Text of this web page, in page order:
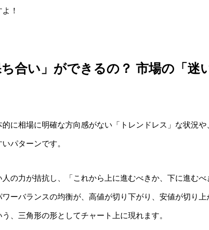
！
合い」ができるの？ 市場の「迷
に相場に明確な方向感がない「トレンドレス」な状況
パターンです。
人の力が拮抗し、「これから上に進むべきか、下に進む
ーバランスの均衡が、高値が切り下がり、安値が切り
、三角形の形としてチャート上に現れます。